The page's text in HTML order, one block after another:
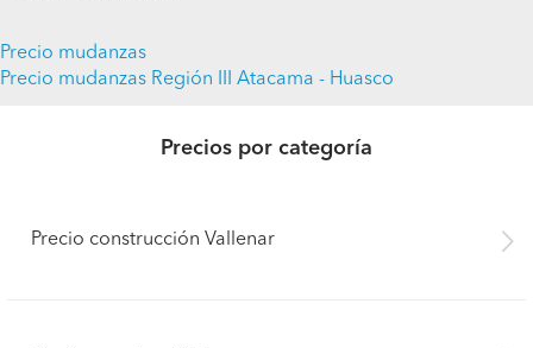
Precio mudanzas
Precio mudanzas Región III Atacama - Huasco
Precios por categoría
Precio construcción Vallenar